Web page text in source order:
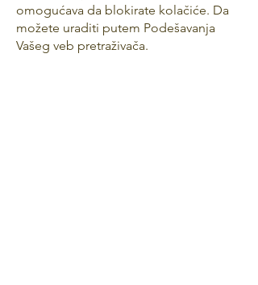
omogućava da blokirate kolačiće. Da
možete uraditi putem Podešavanja
Vašeg veb pretraživača.